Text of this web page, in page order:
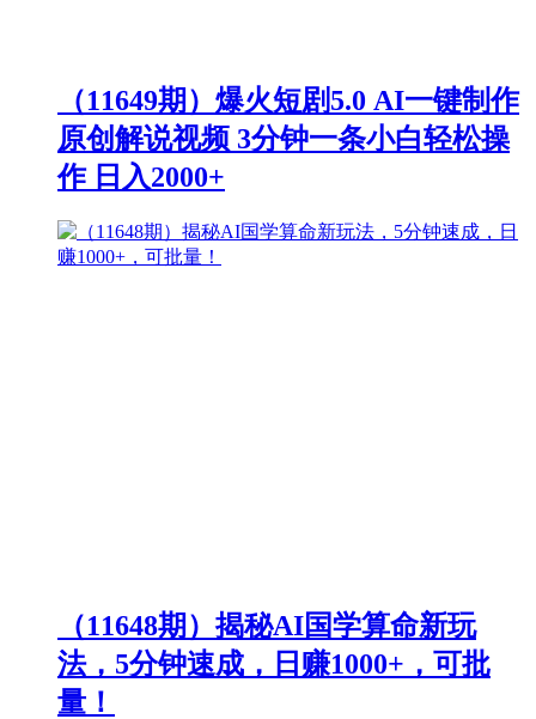
（11649期）爆火短剧5.0 AI一键制作
原创解说视频 3分钟一条小白轻松操
作 日入2000+
（11648期）揭秘AI国学算命新玩
法，5分钟速成，日赚1000+，可批
量！